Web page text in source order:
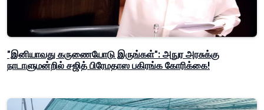
"இனியாவது கருணையோடு இருங்கள்": அநுர அரசுக்கு
நாடாளுமன்றில் சஜித் பிரேமதாஸ பகிரங்க கோரிக்கை!